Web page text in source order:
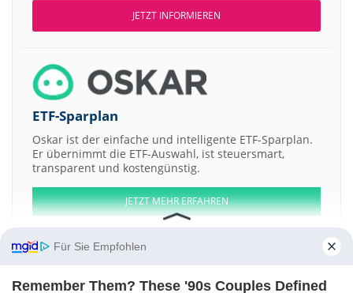
JETZT INFORMIEREN
ETF-Sparplan
Oskar ist der einfache und intelligente ETF-Sparplan.
Er übernimmt die ETF-Auswahl, ist steuersmart,
transparent und kostengünstig.
JETZT MEHR ERFAHREN
Für Sie Empfohlen
Remember Them? These '90s Couples Defined